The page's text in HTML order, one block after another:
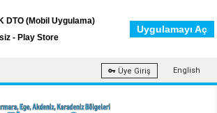
Üye Giriş English
DTO (Mobil Uygulama)
- Play Store
Uygulamayı Aç